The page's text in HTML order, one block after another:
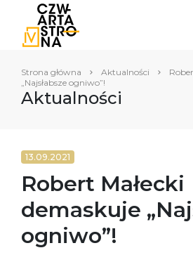
Strona główna Aktualności
„Najsłabsze ogniwo”!
Aktualności
13.09.2021
Robert Małecki
demaskuje
ogniwo”!